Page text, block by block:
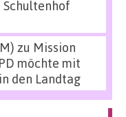
zu Mission
möchte mit
den Landtag